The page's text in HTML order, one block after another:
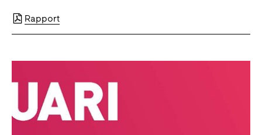
Rapport